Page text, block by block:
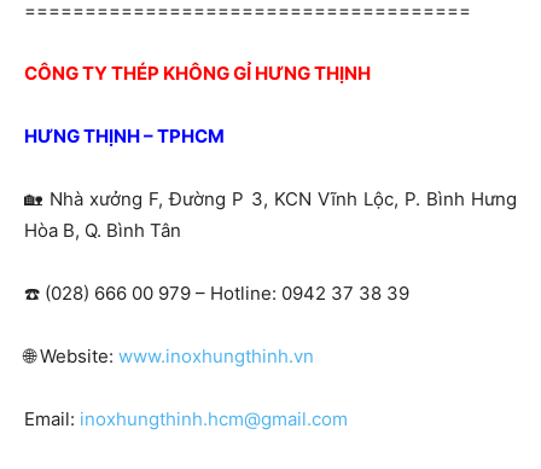
=====================================
CÔNG TY THÉP KHÔNG GỈ HƯNG THỊNH
HƯNG THỊNH – TPHCM
🏡 Nhà xưởng F, Đường P 3, KCN Vĩnh Lộc, P. Bình Hưng
Hòa B, Q. Bình Tân
☎️ (028) 666 00 979 – Hotline: 0942 37 38 39
🌐Website: www.inoxhungthinh.vn
Email: inoxhungthinh.hcm@gmail.com